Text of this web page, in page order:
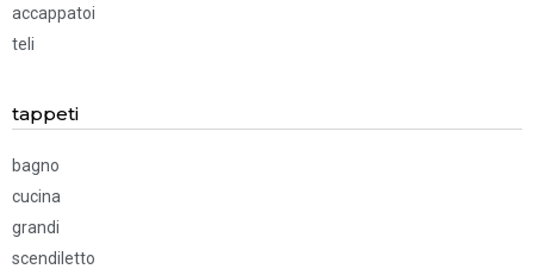
accappatoi
teli
tappeti
bagno
cucina
grandi
scendiletto